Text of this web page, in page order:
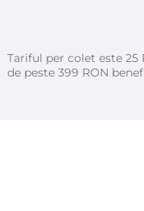
perioada de crestere a
Tariful per colet este 25
de peste 399 RON